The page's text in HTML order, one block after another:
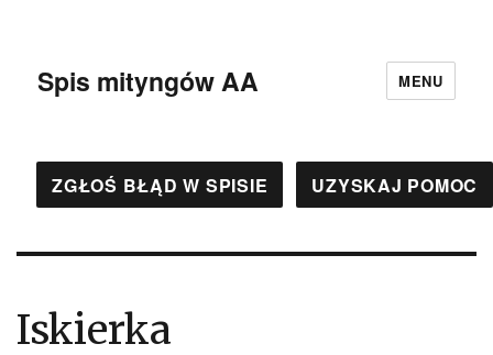
Spis mityngów AA MENU
ZGŁOŚ BŁĄD W SPISIE UZYSKAJ POMOC
Iskierka